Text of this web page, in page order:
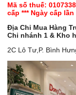
Mã số thuế:
cấp *** Ngày cấp lần
Địa Chỉ Mua Hàng
Chi nhánh 1 & Kho
2C Lô Tư,P. Bình